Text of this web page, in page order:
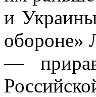
и
обороне»
—